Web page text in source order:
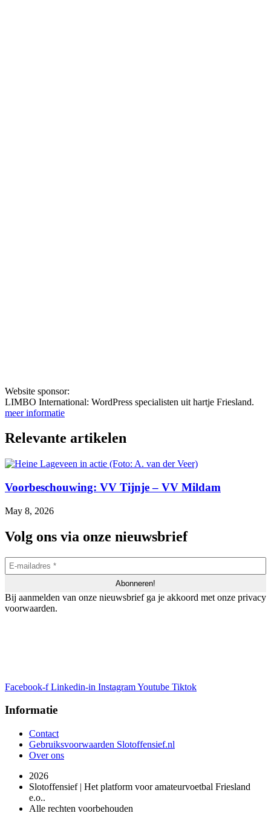
Website sponsor:
LIMBO International: WordPress specialisten uit hartje Friesland.
meer informatie
Relevante artikelen
Voorbeschouwing: VV Tijnje – VV Mildam
May 8, 2026
Volg ons via onze nieuwsbrief
Bij aanmelden van onze nieuwsbrief ga je akkoord met onze privacy
voorwaarden.
Facebook-f Linkedin-in InstagramYoutube Tiktok
Informatie
Contact
Gebruiksvoorwaarden Slotoffensief.nl
Over ons
2026
Slotoffensief | Het platform voor amateurvoetbal Friesland
e.o..
Alle rechten voorbehouden